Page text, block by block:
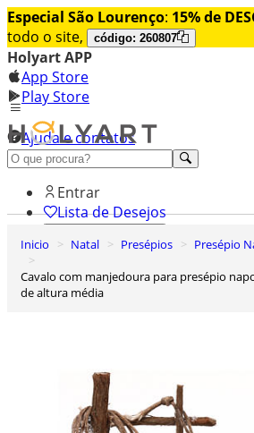
Especial São Lourenço: 15% de
todo o site,
código: 260807
Holyart APP
App Store
Play Store
Ajuda e contatos
Conheça premium
Entrar
Lista de Desejos
Inicio Natal Presépios
Presépio
Cavalo com manjedoura para presépio napolitano com figuras de 10 cm
de altura média